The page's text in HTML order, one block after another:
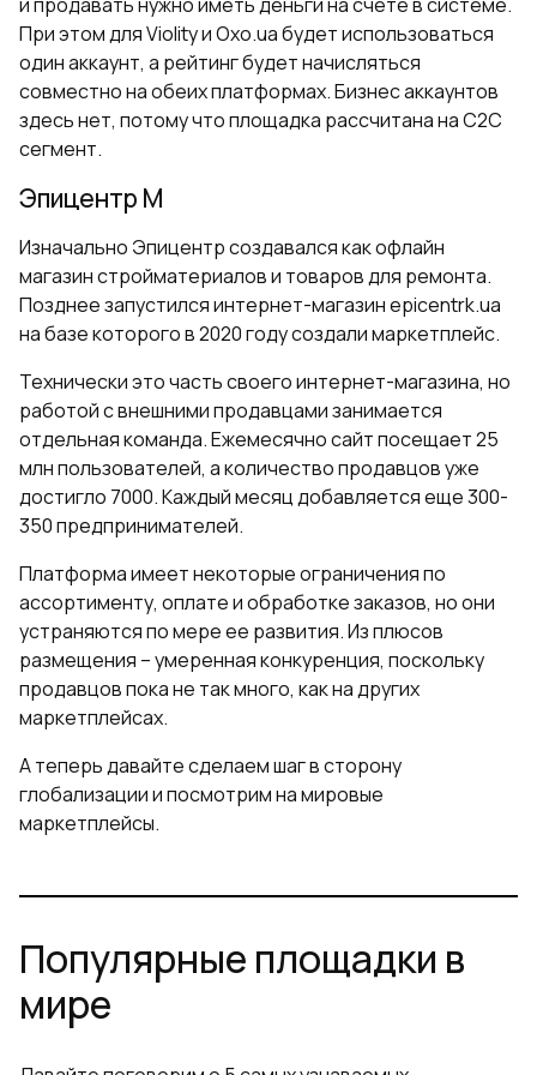
При этом для Violity и Oxo.ua будет использоваться
один аккаунт, а рейтинг будет начисляться
совместно на обеих платформах. Бизнес аккаунтов
здесь нет, потому что площадка рассчитана на C2C
сегмент.
Эпицентр М
Изначально Эпицентр создавался как офлайн
магазин стройматериалов и товаров для ремонта.
Позднее запустился интернет-магазин epicentrk.ua
на базе которого в 2020 году создали маркетплейс.
Технически это часть своего интернет-магазина, но
работой с внешними продавцами занимается
отдельная команда. Ежемесячно сайт посещает 25
млн пользователей, а количество продавцов уже
достигло 7000. Каждый месяц добавляется еще 300-
350 предпринимателей.
Платформа имеет некоторые ограничения по
ассортименту, оплате и обработке заказов, но они
устраняются по мере ее развития. Из плюсов
размещения – умеренная конкуренция, поскольку
продавцов пока не так много, как на других
маркетплейсах.
А теперь давайте сделаем шаг в сторону
глобализации и посмотрим на мировые
маркетплейсы.
Популярные площадки в
мире